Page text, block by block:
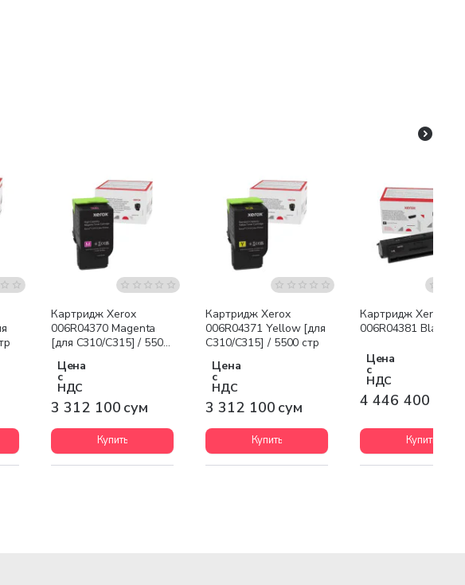
Бесплатная доставка
Картридж Xerox
006R04370 Magenta
[для C310/C315] / 5500
Цена
с
НДС
3 312 100 сум
Купить
Бесплатная доставка
Картридж Xerox
006R04371 Yellow [для
C310/C315] / 5500 стр
Цена
с
НДС
3 312 100 сум
Купить
Бесплатная доставка
Картридж Xerox
006R04381 Black
Цена
с
НДС
4 446 400 сум
Купить